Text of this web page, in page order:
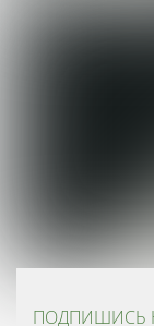
ПОДПИШИСЬ